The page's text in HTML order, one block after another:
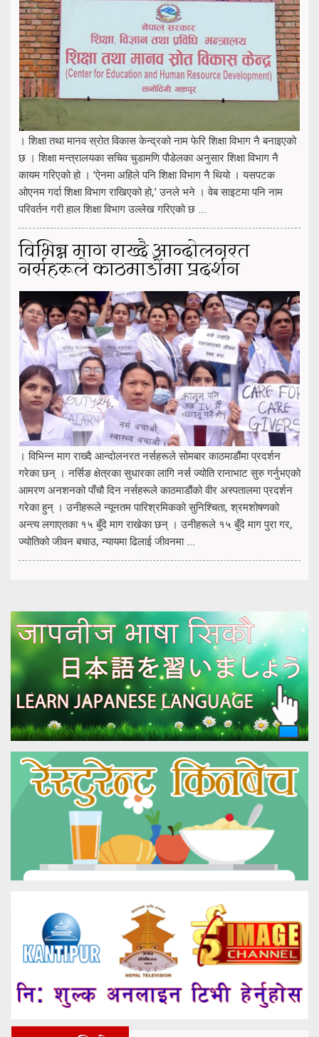
। शिक्षा तथा मानव स्रोत विकास केन्द्रको नाम फेरि शिक्षा विभाग नै बनाइएको
छ । शिक्षा मन्त्रालयका सचिव चुडामणि पौडेलका अनुसार शिक्षा विभाग नै
कायम गरिएको हो । ‘ऐनमा अहिले पनि शिक्षा विभाग नै थियो । यसपटक
ओएनम गर्दा शिक्षा विभाग राखिएको हो,’ उनले भने । वेब साइटमा पनि नाम
परिवर्तन गरी हाल शिक्षा विभाग उल्लेख गरिएको छ ...
विभिन्न माग राख्दै आन्दोलनरत
नर्सहरूले काठमाडौंमा प्रदर्शन
। विभिन्न माग राख्दै आन्दोलनरत नर्सहरूले सोमबार काठमाडौंमा प्रदर्शन
गरेका छन् । नर्सिङ क्षेत्रका सुधारका लागि नर्स ज्योति रानाभाट सुरु गर्नुभएको
आमरण अनशनको पाँचौ दिन नर्सहरूले काठमाडौंको वीर अस्पतालमा प्रदर्शन
गरेका हुन् । उनीहरूले न्यूनतम पारिश्रमिकको सुनिश्चिता, श्रमशोषणको
अन्त्य लगाएतका १५ बुँदे माग राखेका छन् । उनीहरूले १५ बुँदे माग पुरा गर,
ज्योतिको जीवन बचाउ, न्यायमा ढिलाई जीवनमा ...